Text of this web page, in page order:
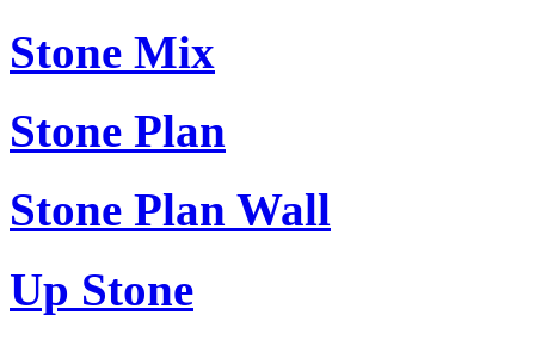
Stone Mix
Stone Plan
Stone Plan Wall
Up Stone